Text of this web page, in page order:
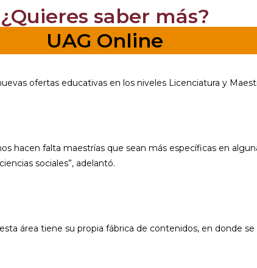
¿Quieres saber más?
UAG Online
ofertas educativas en los niveles Licenciatura y
hacen falta maestrías que sean más específicas en
sociales”, adelantó.
área tiene su propia fábrica de contenidos, en donde